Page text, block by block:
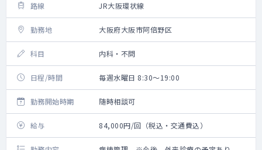
路線 JR大阪環状線
勤務地 大阪府大阪市阿倍野区
科目 内科・不問
日程/時間 毎週水曜日 8:30～19:00
勤務開始時期 随時相談可
給与 84,000円/回（税込・交通費込）